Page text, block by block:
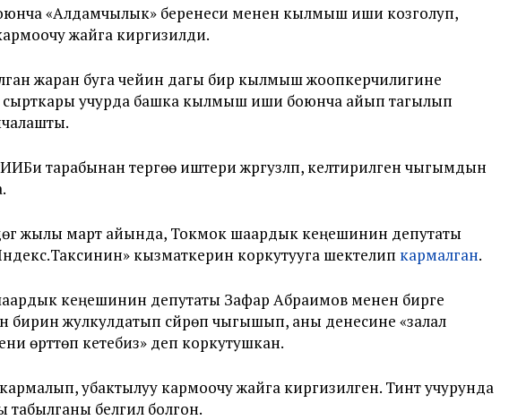
«Алдамчылык» беренеси менен кылмыш иши козголуп,
кармоочу жайга киргизилди.
жаран буга чейин дагы бир кылмыш жоопкерчилигине
сырткары учурда башка кылмыш иши боюнча айып тагылып
тарабынан тергөө иштери жүргузүлүп, келтирилген чыгымдын
жылы март айында, Токмок шаардык кеңешинин депутаты
кызматкерин коркутууга шектелип кармалган.
кеңешинин депутаты Зафар Абраимов менен бирге
бирин жулкулдатып сүйрөп чыгышып, аны денесине «залал
өрттөп кетебиз» деп коркутушкан.
кармалып, убактылуу кармоочу жайга киргизилген. Тинтүү учурунда
белгилүү болгон.